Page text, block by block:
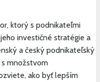
ktorý s podnikateľmi
investičné stratégie a
a český podnikateľský
s množstvom
ako byť lepším